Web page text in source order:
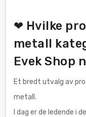
❤ Hvilke
metall
Evek Shop
Et bredt utvalg av
metall.
I dag er de ledende i